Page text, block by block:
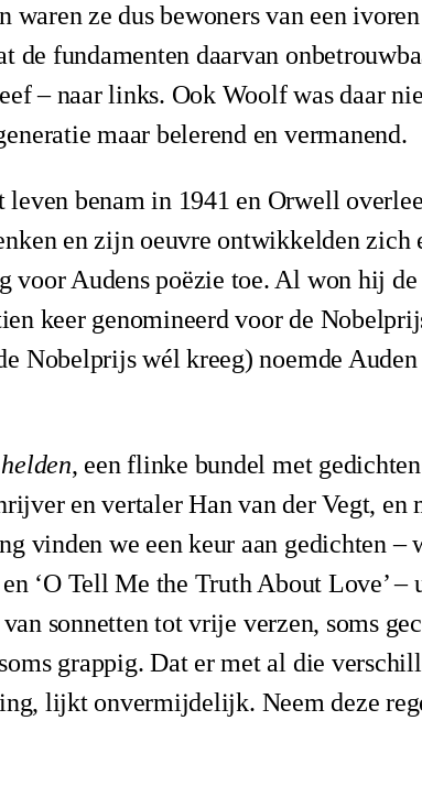
waren ze dus bewoners van een
de fundamenten daarvan
– naar links. Ook Woolf was daar
maar belerend en vermanend.
benam in 1941 en Orwell
en zijn oeuvre ontwikkelden zich
voor Audens poëzie toe. Al won hij
keer genomineerd voor de
Nobelprijs wél kreeg) noemde
, een flinke bundel met
en vertaler Han van der Vegt, en
vinden we een keur aan gedichten –
en ‘O Tell Me the Truth About Love’
sonnetten tot vrije verzen, soms
grappig. Dat er met al die
lijkt onvermijdelijk. Neem deze